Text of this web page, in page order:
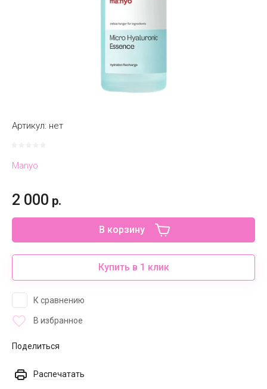
Артикул: нет
Manyo
2 000 р.
В корзину
Купить в 1 клик
К сравнению
В избранное
Поделиться
Распечатать